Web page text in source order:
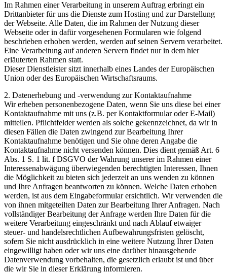
Im Rahmen einer Verarbeitung in unserem Auftrag erbringt ein
Drittanbieter für uns die Dienste zum Hosting und zur Darstellung
der Webseite. Alle Daten, die im Rahmen der Nutzung dieser
Webseite oder in dafür vorgesehenen Formularen wie folgend
beschrieben erhoben werden, werden auf seinen Servern verarbeitet.
Eine Verarbeitung auf anderen Servern findet nur in dem hier
erläuterten Rahmen statt.
Dieser Dienstleister sitzt innerhalb eines Landes der Europäischen
Union oder des Europäischen Wirtschaftsraums.
2. Datenerhebung und -verwendung zur Kontaktaufnahme
Wir erheben personenbezogene Daten, wenn Sie uns diese bei einer
Kontaktaufnahme mit uns (z.B. per Kontaktformular oder E-Mail)
mitteilen. Pflichtfelder werden als solche gekennzeichnet, da wir in
diesen Fällen die Daten zwingend zur Bearbeitung Ihrer
Kontaktaufnahme benötigen und Sie ohne deren Angabe die
Kontaktaufnahme nicht versenden können. Dies dient gemäß Art. 6
Abs. 1 S. 1 lit. f DSGVO der Wahrung unserer im Rahmen einer
Interessenabwägung überwiegenden berechtigten Interessen, Ihnen
die Möglichkeit zu bieten sich jederzeit an uns wenden zu können
und Ihre Anfragen beantworten zu können. Welche Daten erhoben
werden, ist aus dem Eingabeformular ersichtlich. Wir verwenden die
von ihnen mitgeteilten Daten zur Bearbeitung Ihrer Anfragen. Nach
vollständiger Bearbeitung der Anfrage werden Ihre Daten für die
weitere Verarbeitung eingeschränkt und nach Ablauf etwaiger
steuer- und handelsrechtlichen Aufbewahrungsfristen gelöscht,
sofern Sie nicht ausdrücklich in eine weitere Nutzung Ihrer Daten
eingewilligt haben oder wir uns eine darüber hinausgehende
Datenverwendung vorbehalten, die gesetzlich erlaubt ist und über
die wir Sie in dieser Erklärung informieren.